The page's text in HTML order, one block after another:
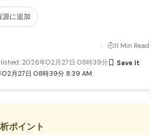
に追加
月27日 08時39分 8:39 AM
2026年02月27日 08時39分
11 Min Read
ポイント